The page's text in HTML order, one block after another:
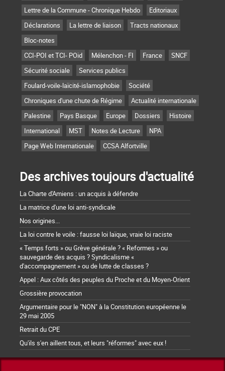
Lettre de la Commune - Chronique Hebdo
Editoriaux
Déclarations
La lettre de liaison
Tracts nationaux
Bloc-notes
CCI-POI et TCI- POid
Mélenchon - FI France
SNCF
Sécurité sociale
Services publics
Foulard-voile-laïcité-islamophobie
Société
Chroniques d'une chute de Régime
Actualité internationale
Palestine
Pays Basque Europe Dossiers
Histoire
International
MST Notes de Lecture
NPA
Page Web Internationale
CCSA Alfortville
Des archives toujours d'actualité
La Charte d'Amiens : un acquis à défendre
La matrice d'une loi anti-syndicale
Nos origines...
La loi contre le voile : fausse loi laïque, vraie loi raciste
« Temps forts » ou Grève générale ? « Reformes » ou
sauvegarde des acquis ? Syndicalisme «
d'accompagnement » ou de lutte de classes ?
Appel : Aux côtés des peuples du Proche et du Moyen-Orient
Grossière provocation
Argumentaire pour le "NON" à la Constitution européenne le
29 mai 2005
Retrait du CPE
Qu'ils s'en aillent tous, et leurs "réformes" avec eux !